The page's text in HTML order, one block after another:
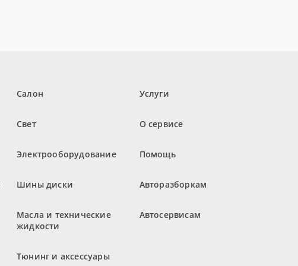
Салон
Свет
Электрооборудование
Шины диски
Масла и технические
жидкости
Тюнинг и аксессуары
Услуги
О сервисе
Помощь
Авторазборкам
Автосервисам